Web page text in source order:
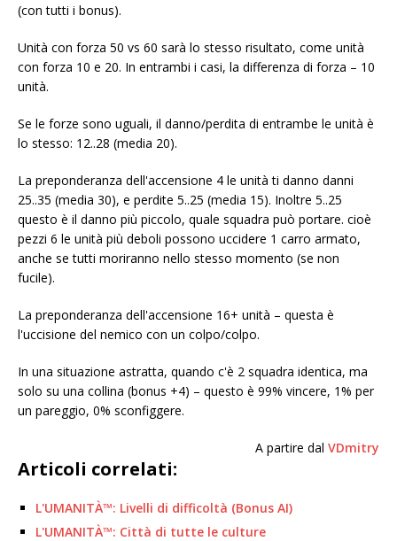
(con tutti i bonus).
Unità con forza 50 vs 60 sarà lo stesso risultato, come unità
con forza 10 e 20. In entrambi i casi, la differenza di forza – 10
unità.
Se le forze sono uguali, il danno/perdita di entrambe le unità è
lo stesso: 12..28 (media 20).
La preponderanza dell'accensione 4 le unità ti danno danni
25..35 (media 30), e perdite 5..25 (media 15). Inoltre 5..25
questo è il danno più piccolo, quale squadra può portare. cioè
pezzi 6 le unità più deboli possono uccidere 1 carro armato,
anche se tutti moriranno nello stesso momento (se non
fucile).
La preponderanza dell'accensione 16+ unità – questa è
l'uccisione del nemico con un colpo/colpo.
In una situazione astratta, quando c'è 2 squadra identica, ma
solo su una collina (bonus +4) – questo è 99% vincere, 1% per
un pareggio, 0% sconfiggere.
A partire dal VDmitry
Articoli correlati:
L'UMANITÀ™: Livelli di difficoltà (Bonus AI)
L'UMANITÀ™: Città di tutte le culture